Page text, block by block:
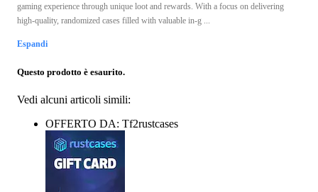
gaming experience through unique loot and rewards. With a focus on delivering
high-quality, randomized cases filled with valuable in-g ...
Espandi
Questo prodotto è esaurito.
Vedi alcuni articoli simili:
OFFERTO DA: Tf2rustcases